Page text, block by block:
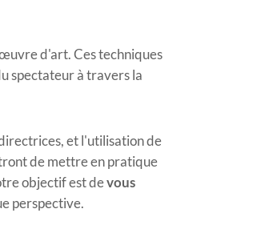
d'art. Ces techniques
spectateur à travers la
et l'utilisation de
de mettre en pratique
objectif est devous
perspective.